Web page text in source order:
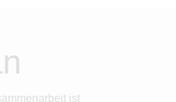
ist